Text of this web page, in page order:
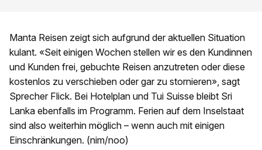
Manta Reisen zeigt sich aufgrund der aktuellen Situation
kulant. «Seit einigen Wochen stellen wir es den Kundinnen
und Kunden frei, gebuchte Reisen anzutreten oder diese
kostenlos zu verschieben oder gar zu stornieren», sagt
Sprecher Flick. Bei Hotelplan und Tui Suisse bleibt Sri
Lanka ebenfalls im Programm. Ferien auf dem Inselstaat
sind also weiterhin möglich – wenn auch mit einigen
Einschränkungen. (nim/noo)